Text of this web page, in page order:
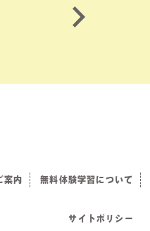
案内 無料体験学習について
サイトポリシー